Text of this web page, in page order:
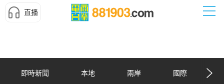
直播
即時新聞 本地 兩岸 國際